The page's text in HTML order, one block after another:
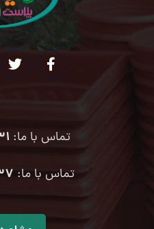
تماس با ما:
تماس با ما: